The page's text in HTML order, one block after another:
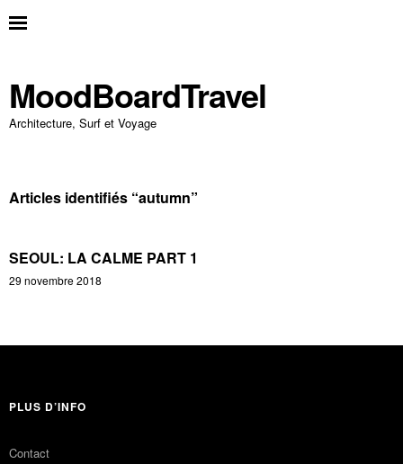
MoodBoardTravel
Architecture, Surf et Voyage
Articles identifiés “autumn”
SEOUL: LA CALME PART 1
29 novembre 2018
PLUS D’INFO
Contact